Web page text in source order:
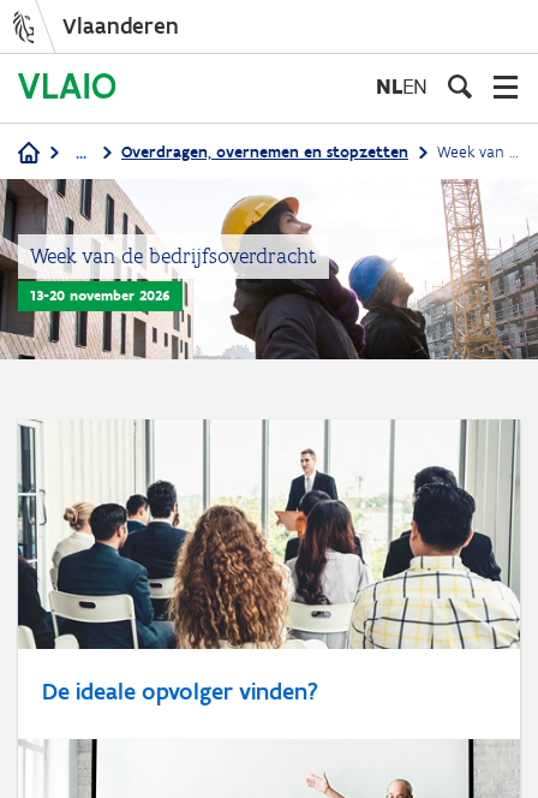
inhoud
gaan
Vlaanderen
NLEN
Kruimelpad
... Overdragen, overnemen en stopzetten Week van de bedrijfsoverdracht
Week van de bedrijfsoverdracht
13-20 november 2026
De ideale opvolger vinden?